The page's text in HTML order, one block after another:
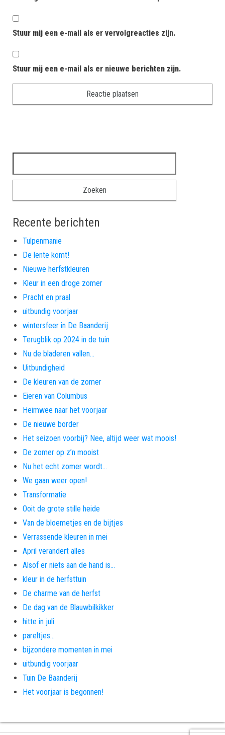
Stuur mij een e-mail als er vervolgreacties zijn.
Stuur mij een e-mail als er nieuwe berichten zijn.
Recente berichten
Tulpenmanie
De lente komt!
Nieuwe herfstkleuren
Kleur in een droge zomer
Pracht en praal
uitbundig voorjaar
wintersfeer in De Baanderij
Terugblik op 2024 in de tuin
Nu de bladeren vallen…
Uitbundigheid
De kleuren van de zomer
Eieren van Columbus
Heimwee naar het voorjaar
De nieuwe border
Het seizoen voorbij? Nee, altijd weer wat moois!
De zomer op z’n mooist
Nu het echt zomer wordt…
We gaan weer open!
Transformatie
Ooit de grote stille heide
Van de bloemetjes en de bijtjes
Verrassende kleuren in mei
April verandert alles
Alsof er niets aan de hand is…
kleur in de herfsttuin
De charme van de herfst
De dag van de Blauwbilkikker
hitte in juli
pareltjes…
bijzondere momenten in mei
uitbundig voorjaar
Tuin De Baanderij
Het voorjaar is begonnen!